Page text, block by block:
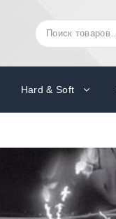
Искать:
Hard & Soft